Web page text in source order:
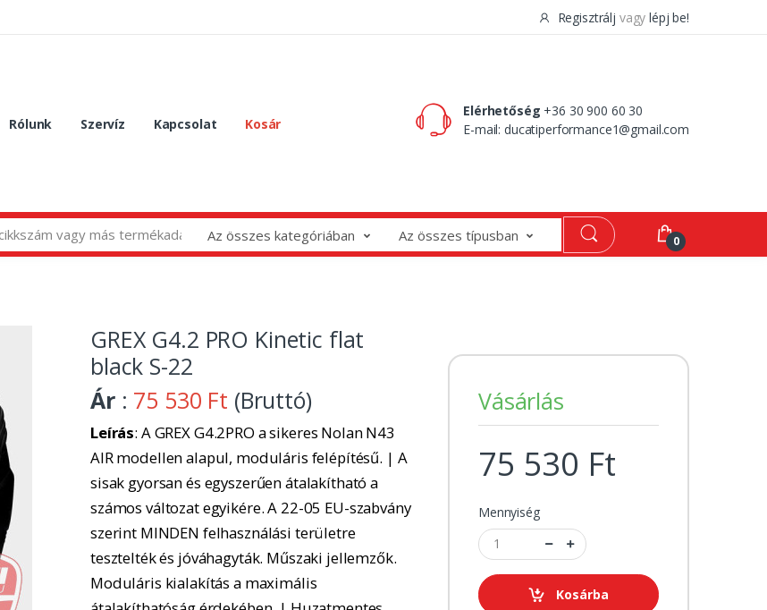
Regisztrálj vagy lépj be!
Rólunk Szervíz Kapcsolat Kosár
Elérhetőség +36 30 900 60 30
E-mail:ducatiperformance1@gmail.com
Az összes kategóriában Az összes típusban 0
GREX G4.2 PRO Kinetic flat
black S-22
Ár : 75 530 Ft (Bruttó)
Leírás: A GREX G4.2PRO a sikeres Nolan N43
AIR modellen alapul, moduláris felépítésű. | A
sisak gyorsan és egyszerűen átalakítható a
számos változat egyikére. A 22-05 EU-szabvány
szerint MINDEN felhasználási területre
tesztelték és jóváhagyták. Műszaki jellemzők.
Moduláris kialakítás a maximális
Vásárlás
75 530 Ft
Mennyiség
Kosárba